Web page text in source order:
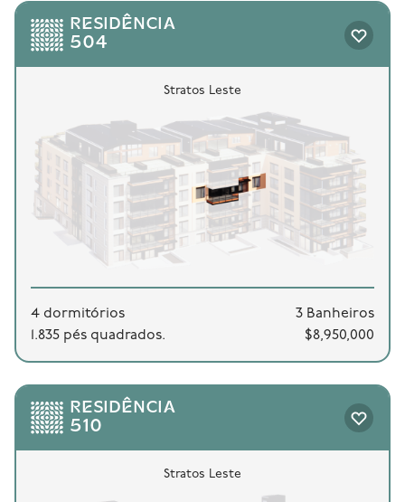
RESIDÊNCIA
504
Stratos Leste
4 dormitórios
3 Banheiros
1.835 pés quadrados.
$8,950,000
RESIDÊNCIA
510
Stratos Leste